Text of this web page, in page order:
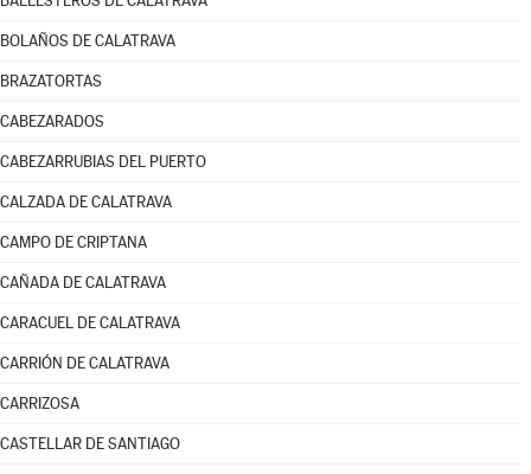
BOLAÑOS DE CALATRAVA
BRAZATORTAS
CABEZARADOS
CABEZARRUBIAS DEL PUERTO
CALZADA DE CALATRAVA
CAMPO DE CRIPTANA
CAÑADA DE CALATRAVA
CARACUEL DE CALATRAVA
CARRIÓN DE CALATRAVA
CARRIZOSA
CASTELLAR DE SANTIAGO